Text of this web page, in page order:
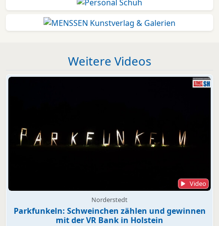
Weitere Videos
Video
Norderstedt
Parkfunkeln: Schweinchen zählen und gewinnen
mit der VR Bank in Holstein